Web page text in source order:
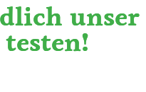
unser